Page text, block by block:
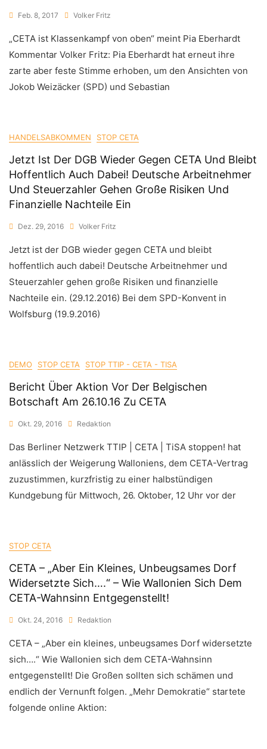
Feb. 8, 2017 Volker Fritz
„CETA ist Klassenkampf von oben“ meint Pia Eberhardt
Kommentar Volker Fritz: Pia Eberhardt hat erneut ihre
zarte aber feste Stimme erhoben, um den Ansichten von
Jokob Weizäcker (SPD) und Sebastian
HANDELSABKOMMEN STOP CETA
Jetzt Ist Der DGB Wieder Gegen CETA Und Bleibt
Hoffentlich Auch Dabei! Deutsche Arbeitnehmer
Und Steuerzahler Gehen Große Risiken Und
Finanzielle Nachteile Ein
Dez. 29, 2016 Volker Fritz
Jetzt ist der DGB wieder gegen CETA und bleibt
hoffentlich auch dabei! Deutsche Arbeitnehmer und
Steuerzahler gehen große Risiken und finanzielle
Nachteile ein. (29.12.2016) Bei dem SPD-Konvent in
Wolfsburg (19.9.2016)
DEMO STOP CETA STOP TTIP - CETA - TISA
Bericht Über Aktion Vor Der Belgischen
Botschaft Am 26.10.16 Zu CETA
Okt. 29, 2016 Redaktion
Das Berliner Netzwerk TTIP | CETA | TiSA stoppen! hat
anlässlich der Weigerung Walloniens, dem CETA-Vertrag
zuzustimmen, kurzfristig zu einer halbstündigen
Kundgebung für Mittwoch, 26. Oktober, 12 Uhr vor der
STOP CETA
CETA – „Aber Ein Kleines, Unbeugsames Dorf
Widersetzte Sich….“ – Wie Wallonien Sich Dem
CETA-Wahnsinn Entgegenstellt!
Okt. 24, 2016 Redaktion
CETA – „Aber ein kleines, unbeugsames Dorf widersetzte
sich….“ Wie Wallonien sich dem CETA-Wahnsinn
entgegenstellt! Die Großen sollten sich schämen und
endlich der Vernunft folgen. „Mehr Demokratie“ startete
folgende online Aktion: